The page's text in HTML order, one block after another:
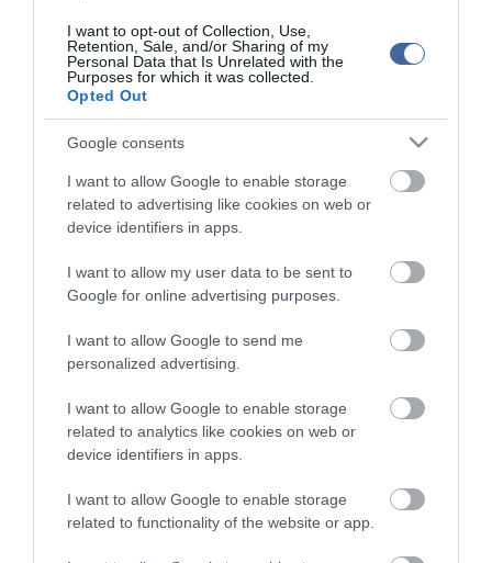
I want to opt-out of Collection, Use,
Retention, Sale, and/or Sharing of my
Personal Data that Is Unrelated with the
Purposes for which it was collected.
Opted Out
Google consents
I want to allow Google to enable storage
related to advertising like cookies on web or
device identifiers in apps.
I want to allow my user data to be sent to
Google for online advertising purposes.
I want to allow Google to send me
personalized advertising.
I want to allow Google to enable storage
related to analytics like cookies on web or
device identifiers in apps.
I want to allow Google to enable storage
related to functionality of the website or app.
AZ IGAZSÁG SOHA NEM KÉSŐ
2022.05.10 21:07
JólVanna
Porvihar
2022.03.29 16:11
Mit szólsz? Ide minden baromságot...
2022.03.29 16:06